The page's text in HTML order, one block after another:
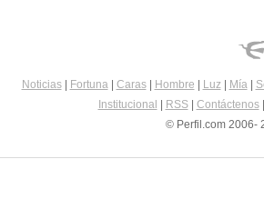
Noticias| Fortuna| Caras| Hombre Luz| Mía|
Institucional
RSS| Contáctenos
© Perfil.com 2006-